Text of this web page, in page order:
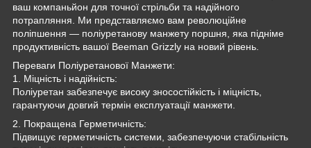
ваш компаньйон для точної стрільби та надійного
потрапляння. Ми представляємо вам революційне
поліпшення — поліуретанову манжету поршня, яка підніме
продуктивність вашої Beeman Grizzly на новий рівень.
Переваги Поліуретанової Манжети:
1. Міцність і надійність:
Поліуретан забезпечує високу зносостійкість і міцність,
гарантуючи довгий термін експлуатації манжети.
2. Покращена Герметичність:
Підвищує герметичність системи, забезпечуючи стабільність